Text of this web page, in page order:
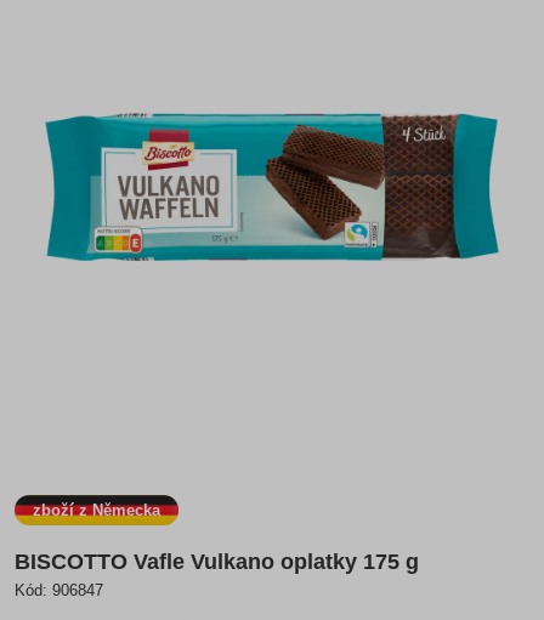
zboží z Německa
BISCOTTO Vafle Vulkano oplatky 175 g
Kód: 906847